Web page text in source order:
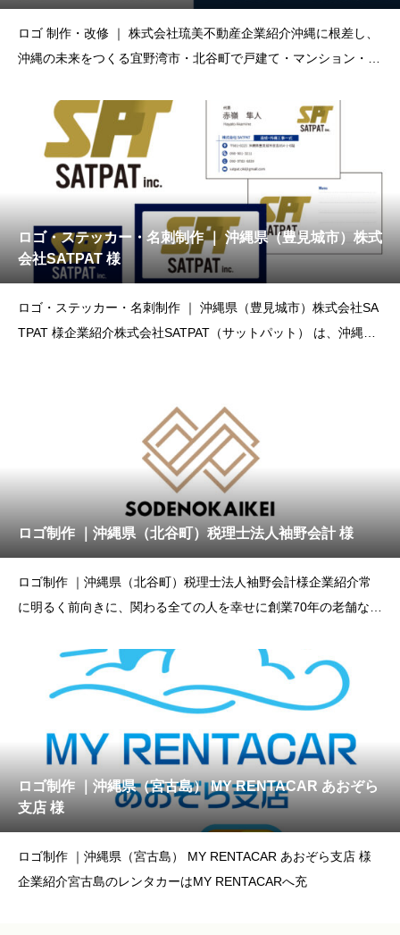
ロゴ 制作・改修 ｜ 株式会社琉美不動産企業紹介沖縄に根差し、
沖縄の未来をつくる宜野湾市・北谷町で戸建て・マンション・土
ロゴ・ステッカー・名刺制作 ｜ 沖縄県（豊見城市）株式
会社SATPAT 様
ロゴ・ステッカー・名刺制作 ｜ 沖縄県（豊見城市）株式会社SA
TPAT 様企業紹介株式会社SATPAT（サットパット） は、沖縄県
ロゴ制作 ｜沖縄県（北谷町）税理士法人袖野会計 様
ロゴ制作 ｜沖縄県（北谷町）税理士法人袖野会計様企業紹介常
に明るく前向きに、関わる全ての人を幸せに創業70年の老舗なら
ロゴ制作 ｜沖縄県（宮古島） MY RENTACAR あおぞら
支店 様
ロゴ制作 ｜沖縄県（宮古島） MY RENTACAR あおぞら支店 様
企業紹介宮古島のレンタカーはMY RENTACARへ充